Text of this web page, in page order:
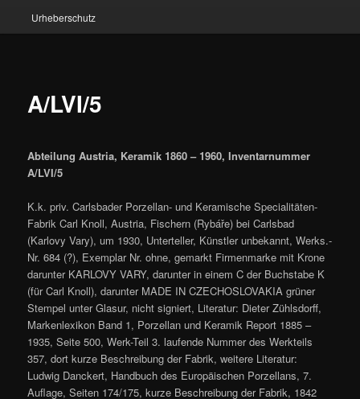
Urheberschutz
A/LVI/5
Abteilung Austria, Keramik 1860 – 1960, Inventarnummer
A/LVI/5
K.k. priv. Carlsbader Porzellan- und Keramische Specialitäten-
Fabrik Carl Knoll, Austria, Fischern (Rybáře) bei Carlsbad
(Karlovy Vary), um 1930, Unterteller, Künstler unbekannt, Werks.-
Nr. 684 (?), Exemplar Nr. ohne, gemarkt Firmenmarke mit Krone
darunter KARLOVY VARY, darunter in einem C der Buchstabe K
(für Carl Knoll), darunter MADE IN CZECHOSLOVAKIA grüner
Stempel unter Glasur, nicht signiert, Literatur: Dieter Zühlsdorff,
Markenlexikon Band 1, Porzellan und Keramik Report 1885 –
1935, Seite 500, Werk-Teil 3. laufende Nummer des Werkteils
357, dort kurze Beschreibung der Fabrik, weitere Literatur:
Ludwig Danckert, Handbuch des Europäischen Porzellans, 7.
Auflage, Seiten 174/175, kurze Beschreibung der Fabrik, 1842